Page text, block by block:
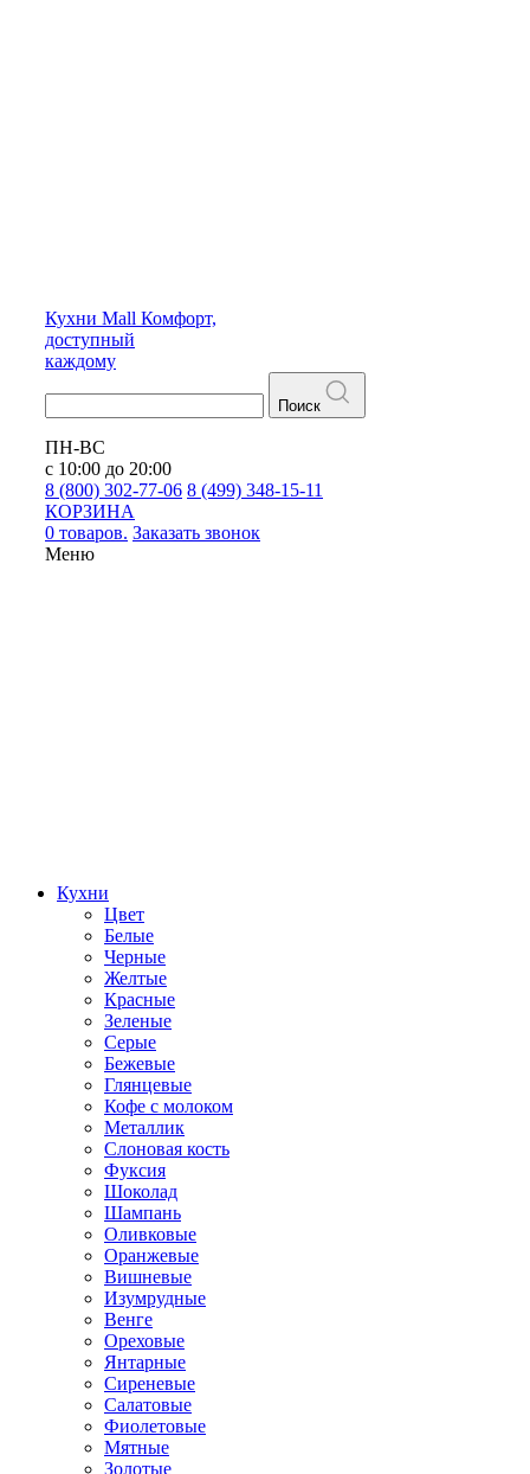
Кухни Mall Комфорт,
доступный
каждому
Поиск
ПН-ВС
с 10:00 до 20:00
8 (800) 302-77-06 8 (499) 348-15-11
КОРЗИНА
0 товаров. Заказать звонок
Меню
Кухни
Цвет
Белые
Черные
Желтые
Красные
Зеленые
Серые
Бежевые
Глянцевые
Кофе с молоком
Металлик
Слоновая кость
Фуксия
Шоколад
Шампань
Оливковые
Оранжевые
Вишневые
Изумрудные
Венге
Ореховые
Янтарные
Сиреневые
Салатовые
Фиолетовые
Мятные
Золотые